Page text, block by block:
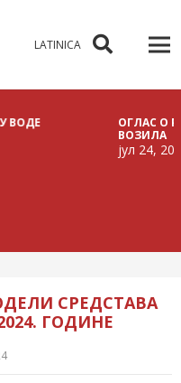
LATINICA
ОГЛАС О
ВОЗИЛА
јул 24, 2026
СРЕДСТАВА
ГОДИНЕ